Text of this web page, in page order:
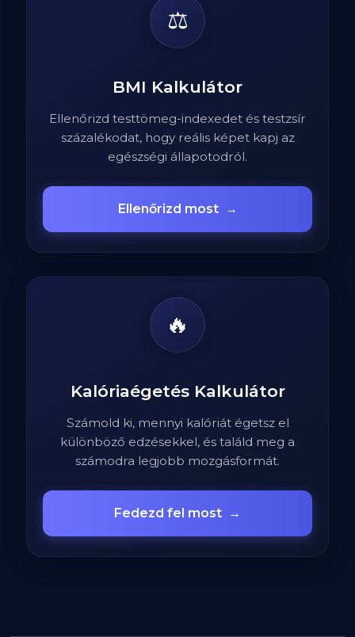
⚖️
BMI Kalkulátor
Ellenőrizd testtömeg-indexedet és testzsír
százalékodat, hogy reális képet kapj az
egészségi állapotodról.
Ellenőrizd most →
🔥
Kalóriaégetés Kalkulátor
Számold ki, mennyi kalóriát égetsz el
különböző edzésekkel, és találd meg a
számodra legjobb mozgásformát.
Fedezd fel most →